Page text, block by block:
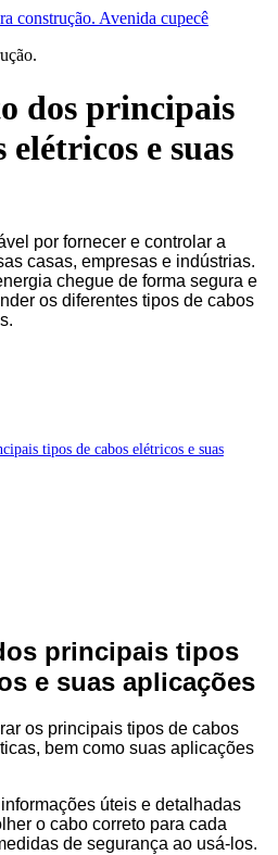
construção. Avenida cupecê
dos principais
elétricos e suas
por fornecer e controlar a
casas, empresas e indústrias.
chegue de forma segura e
os diferentes tipos de cabos
tipos de cabos elétricos e suas
principais tipos
e suas aplicações
os principais tipos de cabos
bem como suas aplicações
úteis e detalhadas
o cabo correto para cada
de segurança ao usá-los.